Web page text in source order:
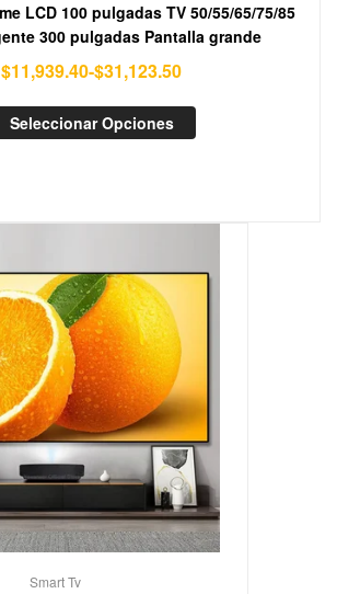
LCD 100 pulgadas TV 50/55/65/75/85
300 pulgadas Pantalla grande
$11,939.40-$31,123.50
Seleccionar Opciones
Smart Tv